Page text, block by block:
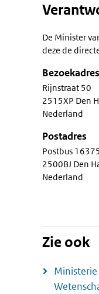
De Minister
deze de
Bezoekadres
Rijnstraat 50
2515XP Den
Nederland
Postadres
Postbus 16375
2500BJ Den
Nederland
Zie ook
Ministerie